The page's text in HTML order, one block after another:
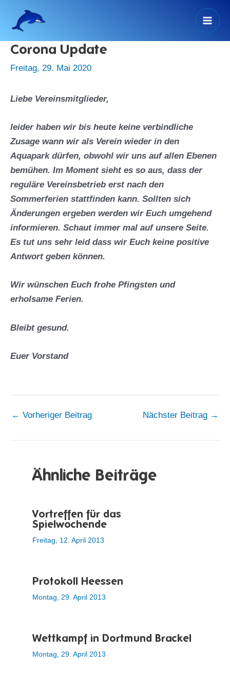
Inhalt
springen
Corona Update
Freitag, 29. Mai 2020
Liebe Vereinsmitglieder,
leider haben wir bis heute keine verbindliche
Zusage wann wir als Verein wieder in den
Aquapark dürfen, obwohl wir uns auf allen Ebenen
bemühen. Im Moment sieht es so aus, dass der
reguläre Vereinsbetrieb erst nach den
Sommerferien stattfinden kann. Sollten sich
Änderungen ergeben werden wir Euch umgehend
informieren. Schaut immer mal auf unsere Seite.
Es tut uns sehr leid dass wir Euch keine positive
Antwort geben können.
Wir wünschen Euch frohe Pfingsten und
erholsame Ferien.
Bleibt gesund.
Euer Vorstand
← Vorheriger Beitrag Nächster Beitrag →
Ähnliche Beiträge
Vortreffen für das
Spielwochende
Freitag, 12. April 2013
Protokoll Heessen
Montag, 29. April 2013
Wettkampf in Dortmund Brackel
Montag, 29. April 2013